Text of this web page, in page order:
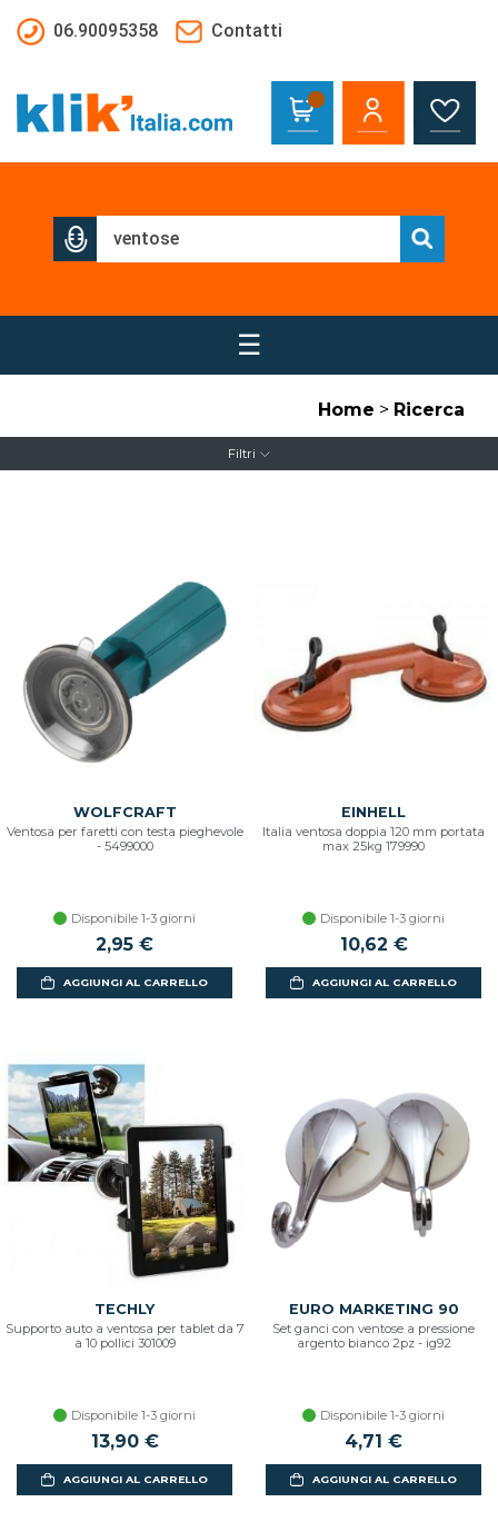
06.90095358
Contatti
☰
Home > Ricerca
Filtri
WOLFCRAFT
Ventosa per faretti con testa pieghevole
- 5499000
Disponibile 1-3 giorni
2,95 €
AGGIUNGI AL CARRELLO
EINHELL
Italia ventosa doppia 120 mm portata
max 25kg 179990
Disponibile 1-3 giorni
10,62 €
AGGIUNGI AL CARRELLO
TECHLY
Supporto auto a ventosa per tablet da 7
a 10 pollici 301009
Disponibile 1-3 giorni
13,90 €
AGGIUNGI AL CARRELLO
EURO MARKETING 90
Set ganci con ventose a pressione
argento bianco 2pz - ig92
Disponibile 1-3 giorni
4,71 €
AGGIUNGI AL CARRELLO